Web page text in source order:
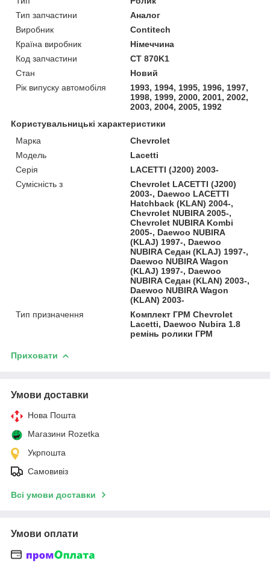
Тип запчастини
Аналог
Виробник
Contitech
Країна виробник
Німеччина
Код запчастини
CT 870K1
Стан
Новий
Рік випуску автомобіля
1993, 1994, 1995, 1996, 1997,
1998, 1999, 2000, 2001, 2002,
2003, 2004, 2005, 1992
Користувальницькі характеристики
Марка
Chevrolet
Модель
Lacetti
Серія
LACETTI (J200) 2003-
Сумісність з
Chevrolet LACETTI (J200)
2003-, Daewoo LACETTI
Hatchback (KLAN) 2004-,
Chevrolet NUBIRA 2005-,
Chevrolet NUBIRA Kombi
2005-, Daewoo NUBIRA
(KLAJ) 1997-, Daewoo
NUBIRA Седан (KLAJ) 1997-,
Daewoo NUBIRA Wagon
(KLAJ) 1997-, Daewoo
NUBIRA Седан (KLAN) 2003-,
Daewoo NUBIRA Wagon
(KLAN) 2003-
Тип призначення
Комплект ГРМ Chevrolet
Lacetti, Daewoo Nubira 1.8
ремінь ролики ГРМ
Приховати
Умови доставки
Нова Пошта
Магазини Rozetka
Укрпошта
Самовивіз
Всі умови доставки
Умови оплати